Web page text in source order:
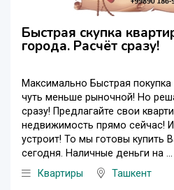
Быстрая скупка
города. Расчёт сразу!
Максимально Быстрая
чуть меньше рыночной! Но
сразу! Предлагайте свои
недвижимость прямо сейчас!
устроит! То мы готовы купить
сегодня. Наличные деньги на ...
Квартиры
Ташкент